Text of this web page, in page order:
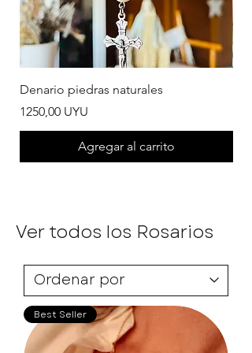
Denario piedras naturales
Precio
1250,00 UYU
Agregar al carrito
Ver todos los Rosarios
Best Seller